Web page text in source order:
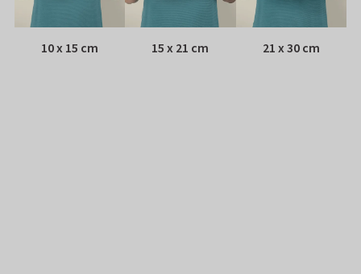
10 x 15 cm 15 x 21 cm 21 x 30 cm